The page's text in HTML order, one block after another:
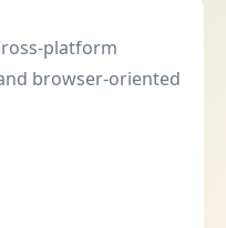
platform
browser-oriented